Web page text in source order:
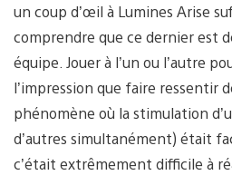
un coup d’œil à Lumines Arise
comprendre que ce dernier est
équipe. Jouer à l’un ou l’autre
l’impression que faire ressentir
phénomène où la stimulation
d’autres simultanément) était
c’était extrêmement difficile à